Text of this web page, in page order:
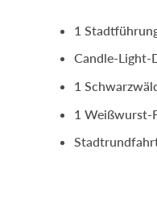
1
Candle-Light-
1
1 Weißwurst-